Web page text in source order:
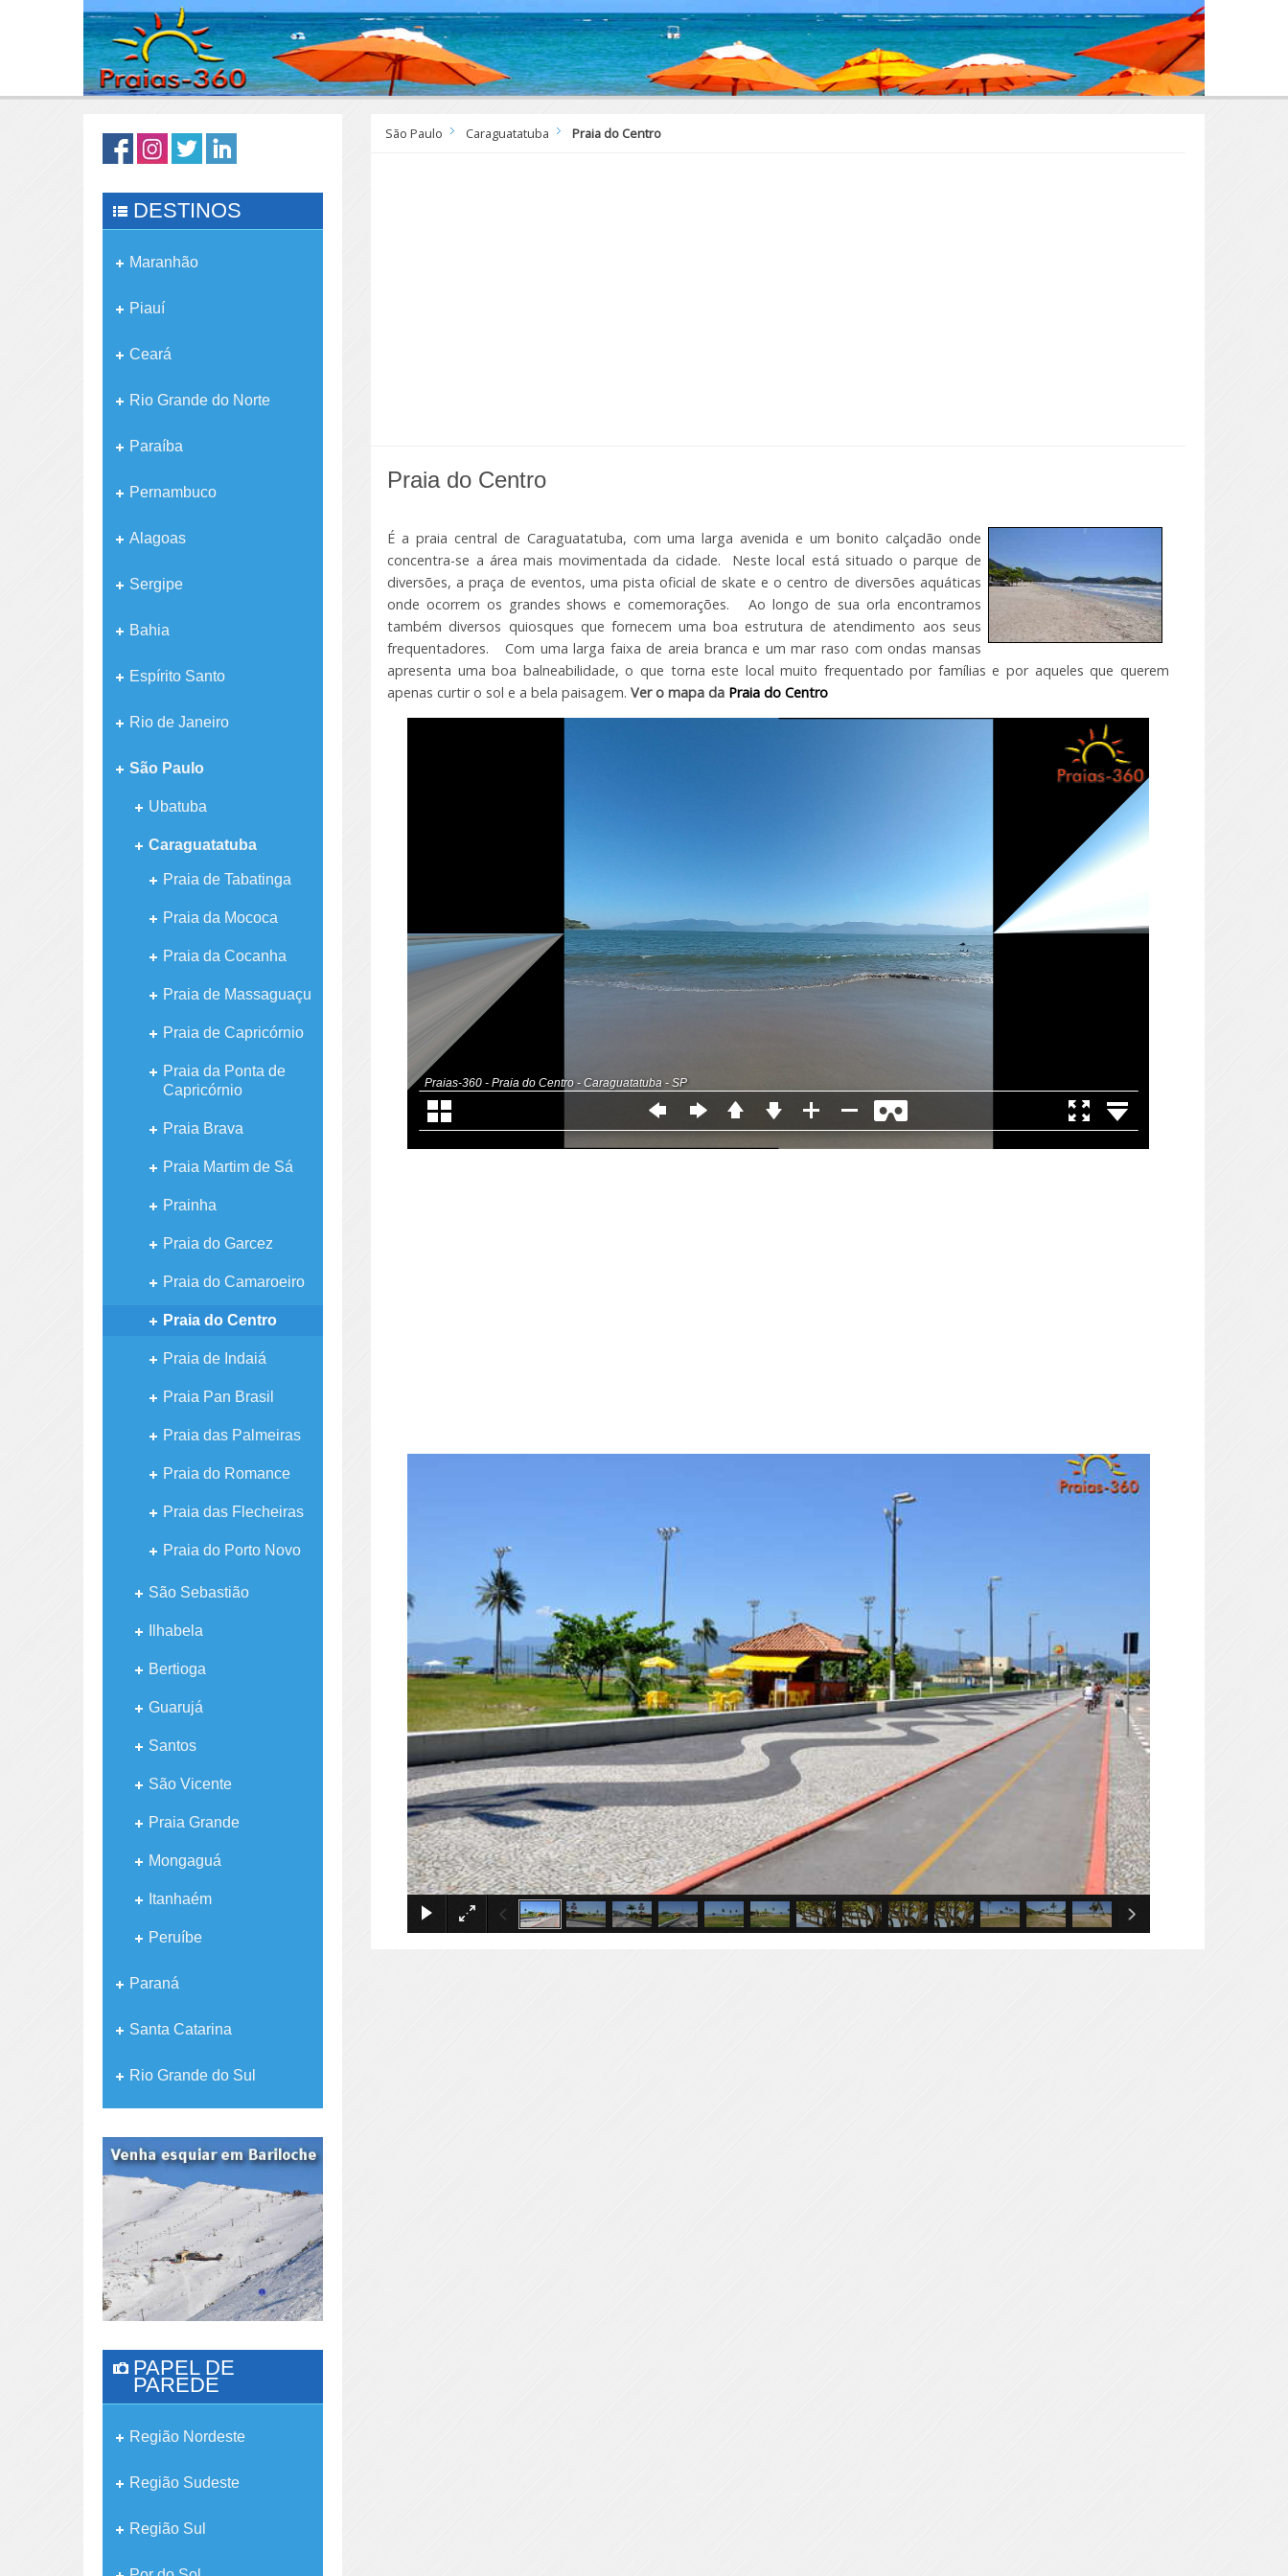
São Paulo Caraguatatuba Praia do Centro
Praia do Centro
É a praia central de Caraguatatuba, com uma larga avenida e um bonito calçadão onde
concentra-se a área mais movimentada da cidade. Neste local está situado o parque de
diversões, a praça de eventos, uma pista oficial de skate e o centro de diversões aquáticas
onde ocorrem os grandes shows e comemorações. Ao longo de sua orla encontramos
também diversos quiosques que fornecem uma boa estrutura de atendimento aos seus
frequentadores. Com uma larga faixa de areia branca e um mar raso com ondas mansas
apresenta uma boa balneabilidade, o que torna este local muito frequentado por famílias e por aqueles que querem
apenas curtir o sol e a bela paisagem.Ver o mapa da Praia do Centro
Praias-360 - Praia do Centro - Caraguatatuba - SP
DESTINOS
Maranhão
Piauí
Ceará
Rio Grande do Norte
Paraíba
Pernambuco
Alagoas
Sergipe
Bahia
Espírito Santo
Rio de Janeiro
São Paulo
Ubatuba
Caraguatatuba
Praia de Tabatinga
Praia da Mococa
Praia da Cocanha
Praia de Massaguaçu
Praia de Capricórnio
Praia da Ponta de
Capricórnio
Praia Brava
Praia Martim de Sá
Prainha
Praia do Garcez
Praia do Camaroeiro
Praia do Centro
Praia de Indaiá
Praia Pan Brasil
Praia das Palmeiras
Praia do Romance
Praia das Flecheiras
Praia do Porto Novo
São Sebastião
Ilhabela
Bertioga
Guarujá
Santos
São Vicente
Praia Grande
Mongaguá
Itanhaém
Peruíbe
Paraná
Santa Catarina
Rio Grande do Sul
PAPEL DE
PAREDE
Região Nordeste
Região Sudeste
Região Sul